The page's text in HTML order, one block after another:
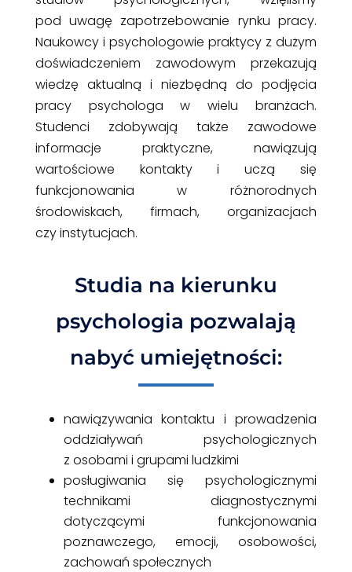
pod uwagę zapotrzebowanie rynku pracy.
Naukowcy i psychologowie praktycy z dużym
doświadczeniem zawodowym przekazują
wiedzę aktualną i niezbędną do podjęcia
pracy psychologa w wielu branżach.
Studenci zdobywają także zawodowe
informacje praktyczne, nawiązują
wartościowe kontakty i uczą się
funkcjonowania w różnorodnych
środowiskach, firmach, organizacjach
czy instytucjach.
Studia na kierunku
psychologia pozwalają
nabyć umiejętności:
nawiązywania kontaktu i prowadzenia
oddziaływań psychologicznych
z osobami i grupami ludzkimi
posługiwania się psychologicznymi
technikami diagnostycznymi
dotyczącymi funkcjonowania
poznawczego, emocji, osobowości,
zachowań społecznych